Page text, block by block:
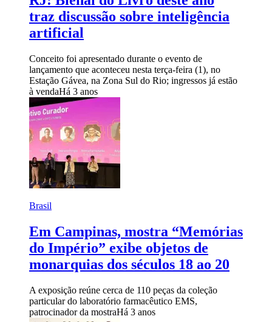
traz discussão sobre inteligência
artificial
Conceito foi apresentado durante o evento de
lançamento que aconteceu nesta terça-feira (1), no
Estação Gávea, na Zona Sul do Rio; ingressos já estão
à vendaHá 3 anos
Brasil
Em Campinas, mostra “Memórias
do Império” exibe objetos de
monarquias dos séculos 18 ao 20
A exposição reúne cerca de 110 peças da coleção
particular do laboratório farmacêutico EMS,
patrocinador da mostraHá 3 anos